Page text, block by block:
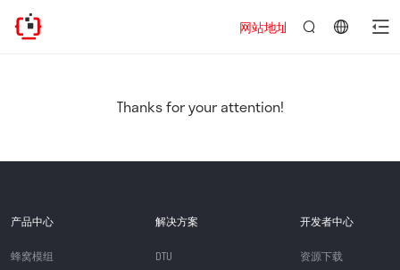
网站地址已迁移，欢迎访问
Thanks for your attention!
产品中心
蜂窝模组
解决方案
DTU
开发者中心
资源下载